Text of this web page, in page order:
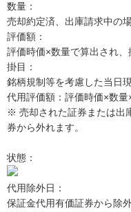
数量：
売却約定済、出庫請求中の
評価額：
評価時価×数量で算出され、
掛目：
銘柄規制等を考慮した当日
代用評価額：評価時価×数量
※ 売却された証券または出
券から外れます。
状態：
代用除外日：
保証金代用有価証券から除